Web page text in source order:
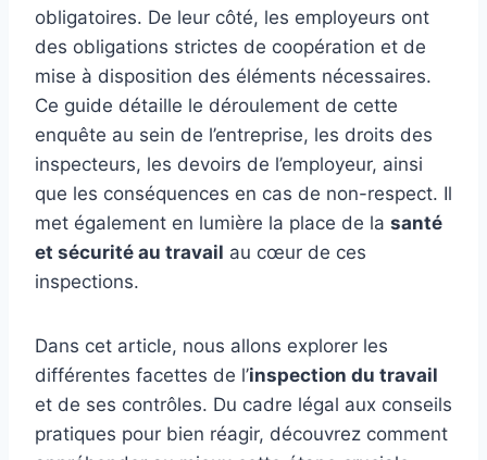
obligatoires. De leur côté, les employeurs ont
des obligations strictes de coopération et de
mise à disposition des éléments nécessaires.
Ce guide détaille le déroulement de cette
enquête au sein de l’entreprise, les droits des
inspecteurs, les devoirs de l’employeur, ainsi
que les conséquences en cas de non-respect. Il
met également en lumière la place de la santé
et sécurité au travail au cœur de ces
inspections.
Dans cet article, nous allons explorer les
différentes facettes de l’inspection du travail
et de ses contrôles. Du cadre légal aux conseils
pratiques pour bien réagir, découvrez comment